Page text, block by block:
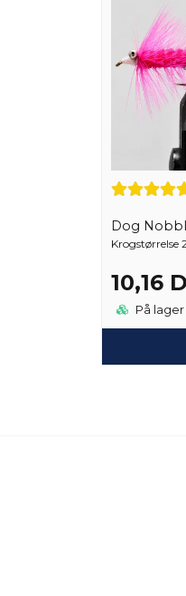
Dog
Krogstørrelse
10,16
På lager